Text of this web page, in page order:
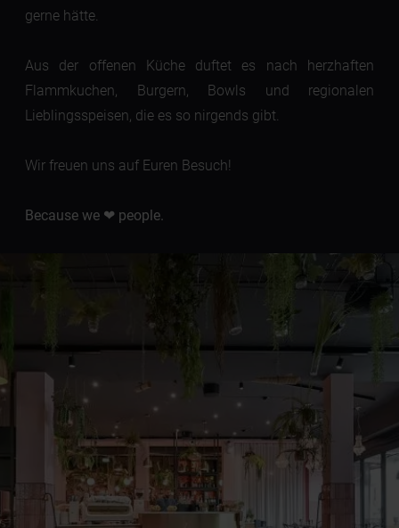
gerne hätte.
Aus der offenen Küche duftet es nach herzhaften
Flammkuchen, Burgern, Bowls und regionalen
Lieblingsspeisen, die es so nirgends gibt.
Wir freuen uns auf Euren Besuch!
Because we ❤ people.